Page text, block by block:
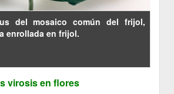
del mosaico común del frijol,
enrollada en frijol.
virosis en flores